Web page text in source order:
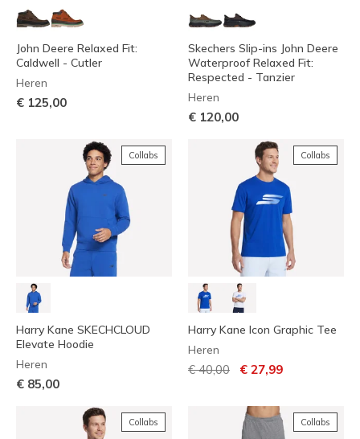
John Deere Relaxed Fit:
Caldwell - Cutler
Heren
€ 125,00
Skechers Slip-ins John Deere
Waterproof Relaxed Fit:
Respected - Tanzier
Heren
€ 120,00
Collabs
Harry Kane SKECHCLOUD
Elevate Hoodie
Heren
€ 85,00
Collabs
Harry Kane Icon Graphic Tee
Heren
Prijs verlaagd van
€ 40,00 naar
€ 27,99
Collabs Collabs